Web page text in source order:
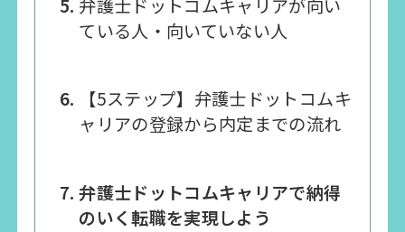
ている人・向いていない人
【5ステップ】弁護士ドットコムキ
ャリアの登録から内定までの流れ
弁護士ドットコムキャリアで納得
のいく転職を実現しよう